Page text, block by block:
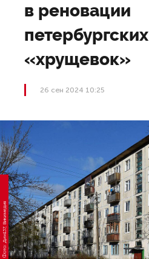
в реновации
петербургских
«хрущевок»
26 сен 2024 10:25
Фото: Дим137, Викимедия